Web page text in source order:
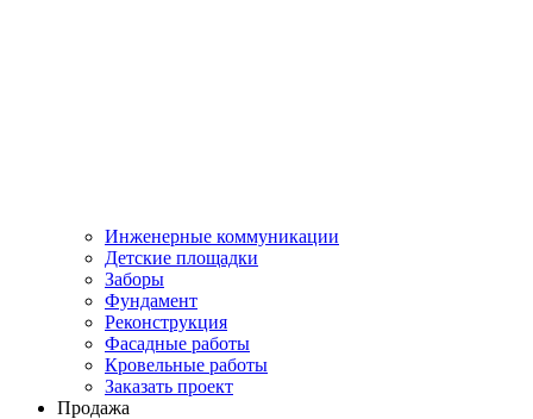
Инженерные коммуникации
Детские площадки
Заборы
Фундамент
Реконструкция
Фасадные работы
Кровельные работы
Заказать проект
Продажа